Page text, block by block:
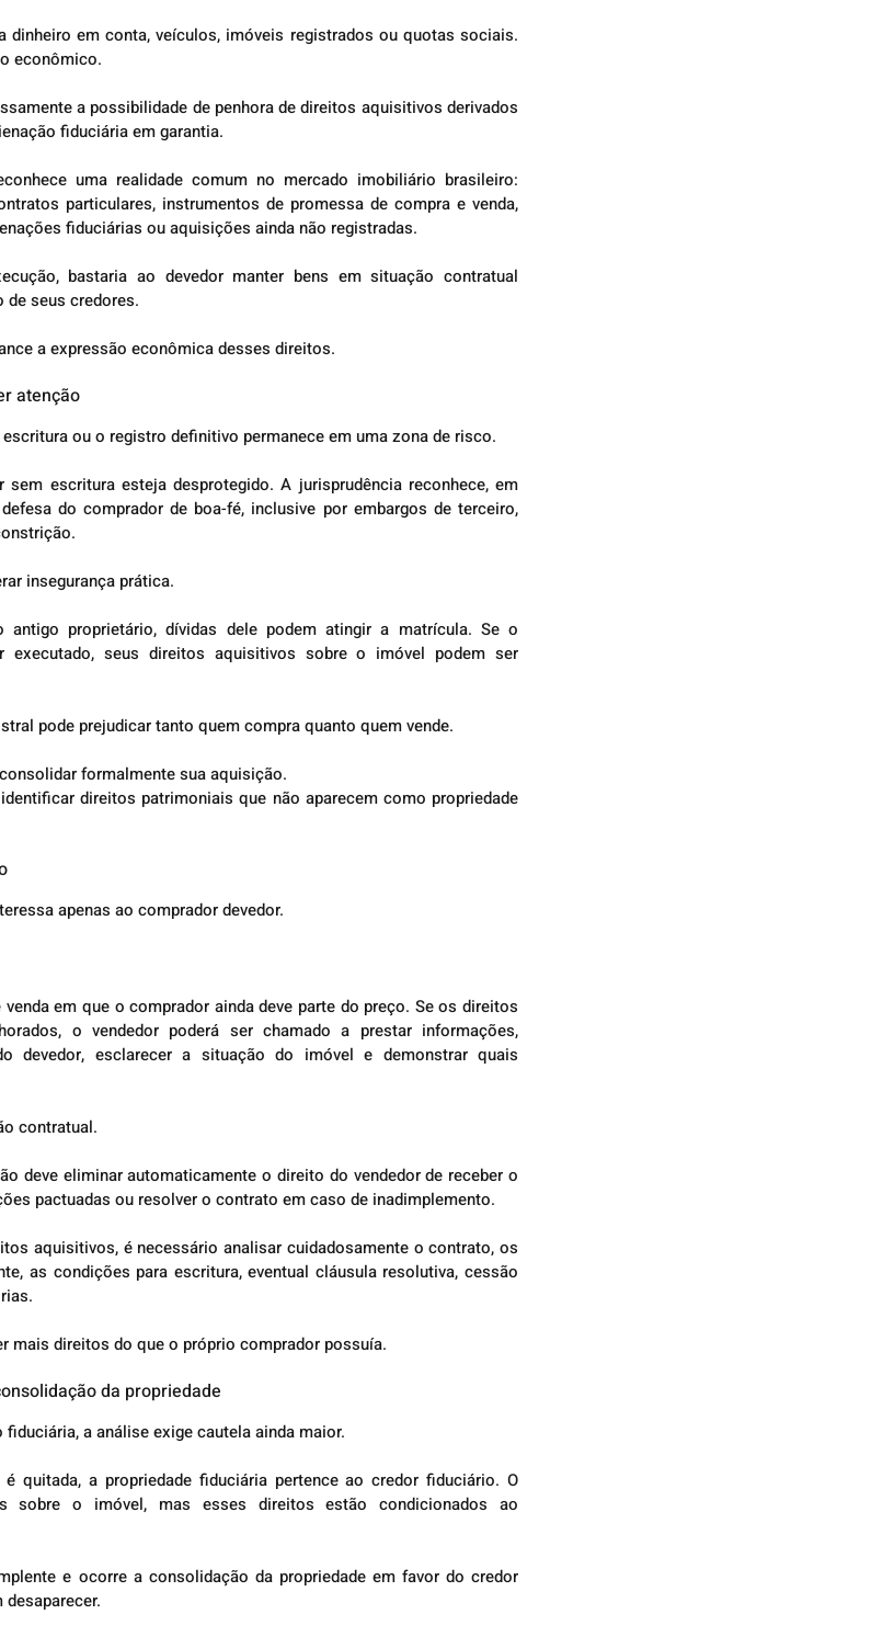
dinheiro em conta, veículos, imóveis registrados ou quotas sociais.
econômico.
a possibilidade de penhora de direitos aquisitivos derivados
fiduciária em garantia.
uma realidade comum no mercado imobiliário brasileiro:
particulares, instrumentos de promessa de compra e venda,
fiduciárias ou aquisições ainda não registradas.
bastaria ao devedor manter bens em situação contratual
seus credores.
a expressão econômica desses direitos.
atenção
ou o registro definitivo permanece em uma zona de risco.
escritura esteja desprotegido. A jurisprudência reconhece, em
do comprador de boa-fé, inclusive por embargos de terceiro,
insegurança prática.
proprietário, dívidas dele podem atingir a matrícula. Se o
executado, seus direitos aquisitivos sobre o imóvel podem ser
pode prejudicar tanto quem compra quanto quem vende.
formalmente sua aquisição.
direitos patrimoniais que não aparecem como propriedade
apenas ao comprador devedor.
em que o comprador ainda deve parte do preço. Se os direitos
o vendedor poderá ser chamado a prestar informações,
devedor, esclarecer a situação do imóvel e demonstrar quais
contratual.
deve eliminar automaticamente o direito do vendedor de receber o
pactuadas ou resolver o contrato em caso de inadimplemento.
aquisitivos, é necessário analisar cuidadosamente o contrato, os
as condições para escritura, eventual cláusula resolutiva, cessão
mais direitos do que o próprio comprador possuía.
da propriedade
a análise exige cautela ainda maior.
quitada, a propriedade fiduciária pertence ao credor fiduciário. O
sobre o imóvel, mas esses direitos estão condicionados ao
e ocorre a consolidação da propriedade em favor do credor